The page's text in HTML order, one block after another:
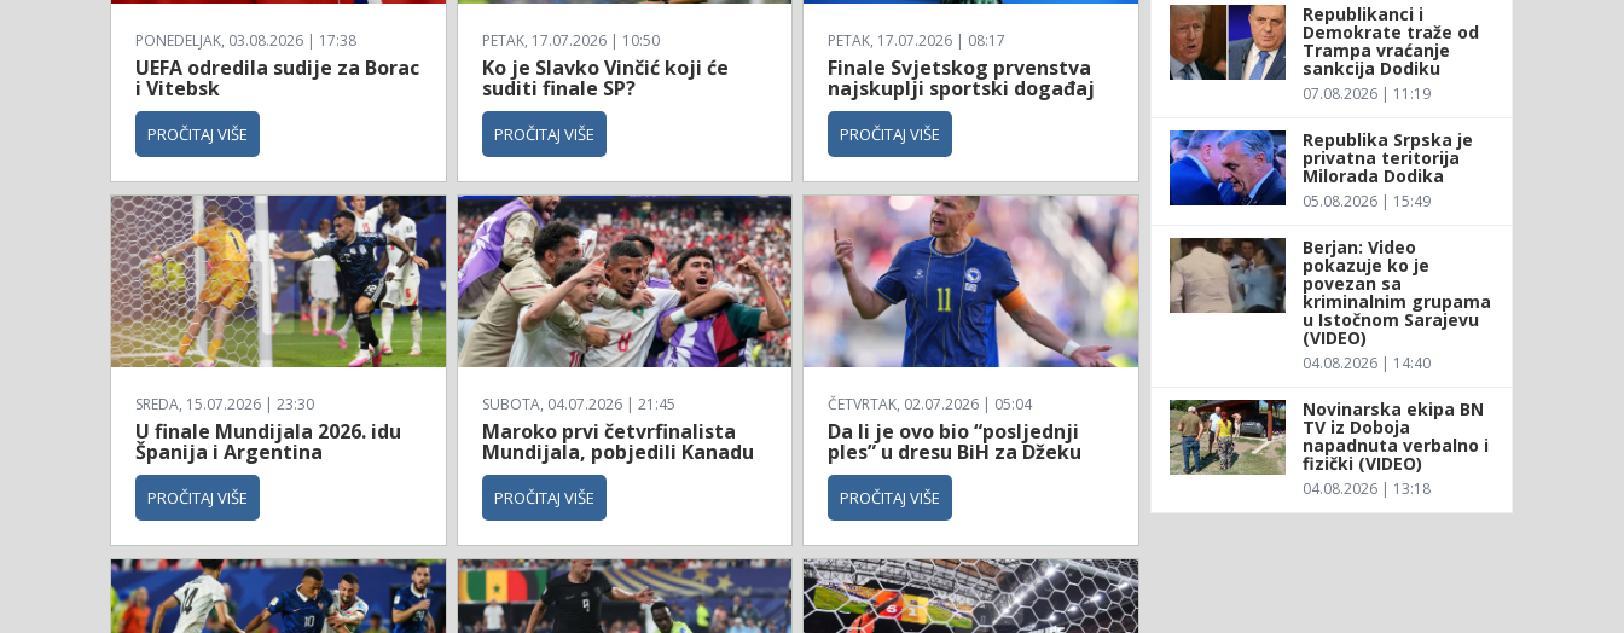
PONEDELJAK, 03.08.2026 | 17:38
UEFA odredila sudije za Borac
i Vitebsk
PROČITAJ VIŠE
PETAK, 17.07.2026 | 10:50
Ko je Slavko Vinčić koji će
suditi finale SP?
PROČITAJ VIŠE
PETAK, 17.07.2026 | 08:17
Finale Svjetskog prvenstva
najskuplji sportski događaj
PROČITAJ VIŠE
SREDA, 15.07.2026 | 23:30
U finale Mundijala 2026. idu
Španija i Argentina
PROČITAJ VIŠE
SUBOTA, 04.07.2026 | 21:45
Maroko prvi četvrfinalista
Mundijala, pobjedili Kanadu
PROČITAJ VIŠE
ČETVRTAK, 02.07.2026 | 05:04
Da li je ovo bio “posljednji
ples” u dresu BiH za Džeku
PROČITAJ VIŠE
Republikanci i
Demokrate traže od
Trampa vraćanje
sankcija Dodiku
07.08.2026 | 11:19
Republika Srpska je
privatna teritorija
Milorada Dodika
05.08.2026 | 15:49
Berjan: Video
pokazuje ko je
povezan sa
kriminalnim grupama
u Istočnom Sarajevu
(VIDEO)
04.08.2026 | 14:40
Novinarska ekipa BN
TV iz Doboja
napadnuta verbalno i
fizički (VIDEO)
04.08.2026 | 13:18